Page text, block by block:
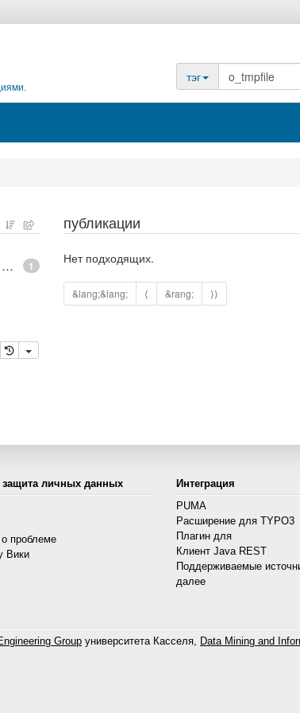
тэг
1
epoll - What is an anonymous inode in Linux? - Stack Overflow
публикации
Нет подходящих.
&lang;&lang; ⟨ &rang; ⟩⟩
защита личных данных
проблеме
Вики
Интеграция
PUMA
Расширение для TYPO3
Плагин для
Клиент Java REST
Поддерживаемые
далее
Group университета Касселя, Data Mining and